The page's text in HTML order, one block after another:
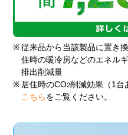
※ 従来品から当該製品に置き
住時の暖冷房などのエネル
排出削減量
※ 居住時のCO2削減効果（1台
こちら をご覧ください。